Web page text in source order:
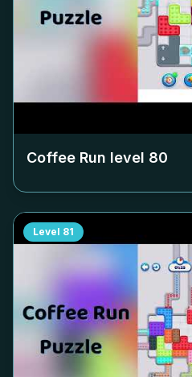
Coffee Run level 80
Level 81